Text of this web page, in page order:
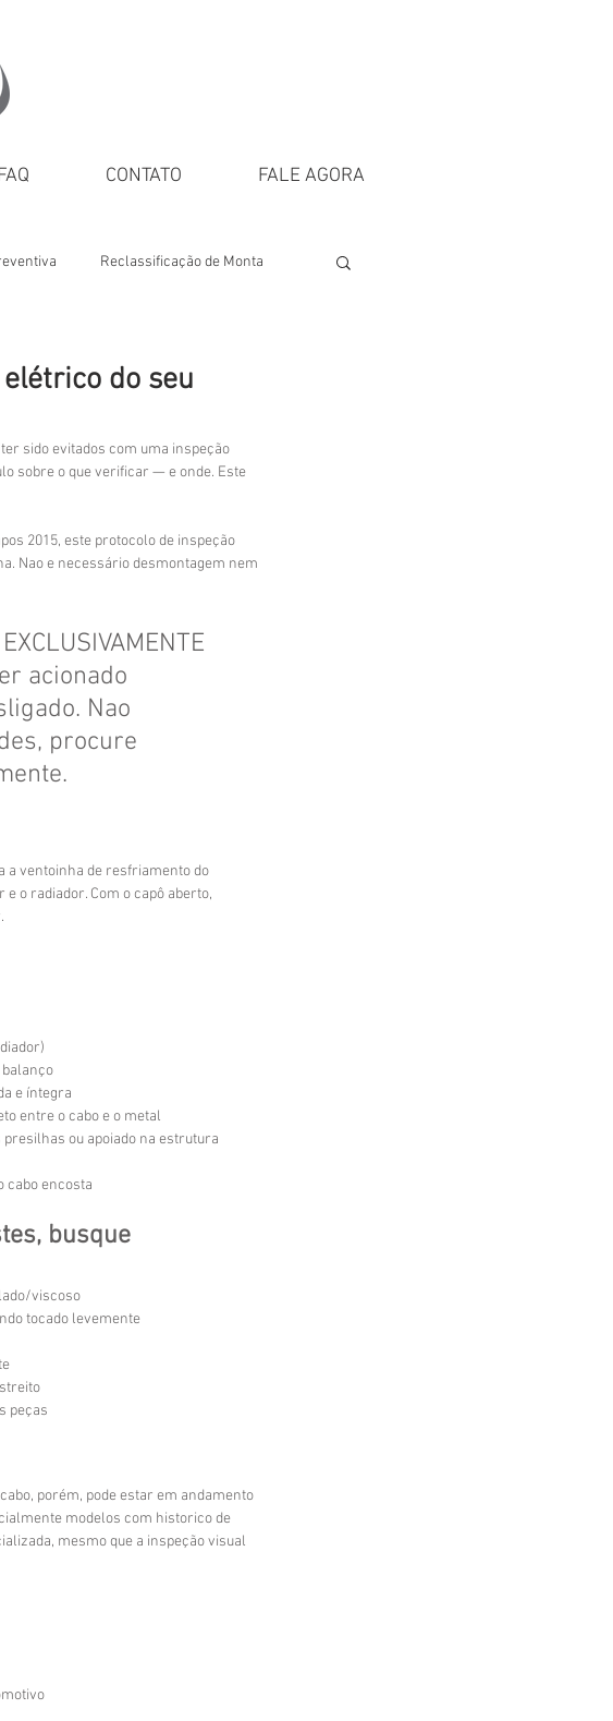
CONTATO FALE AGORA
Reclassificação de Monta
do seu
sido evitados com uma inspeção
sobre o que verificar — e onde. Este
2015, este protocolo de inspeção
Nao e necessário desmontagem nem
acionado
Nao
procure
a ventoinha de resfriamento do
o radiador. Com o capô aberto,
e íntegra
entre o cabo e o metal
ou apoiado na estrutura
cabo encosta
busque
viscoso
tocado levemente
peças
porém, pode estar em andamento
modelos com historico de
mesmo que a inspeção visual